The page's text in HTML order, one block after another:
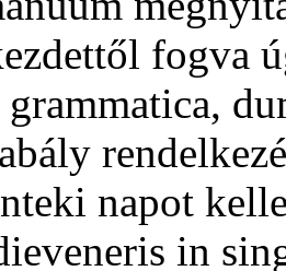
fogva
grammatica,
napot
in